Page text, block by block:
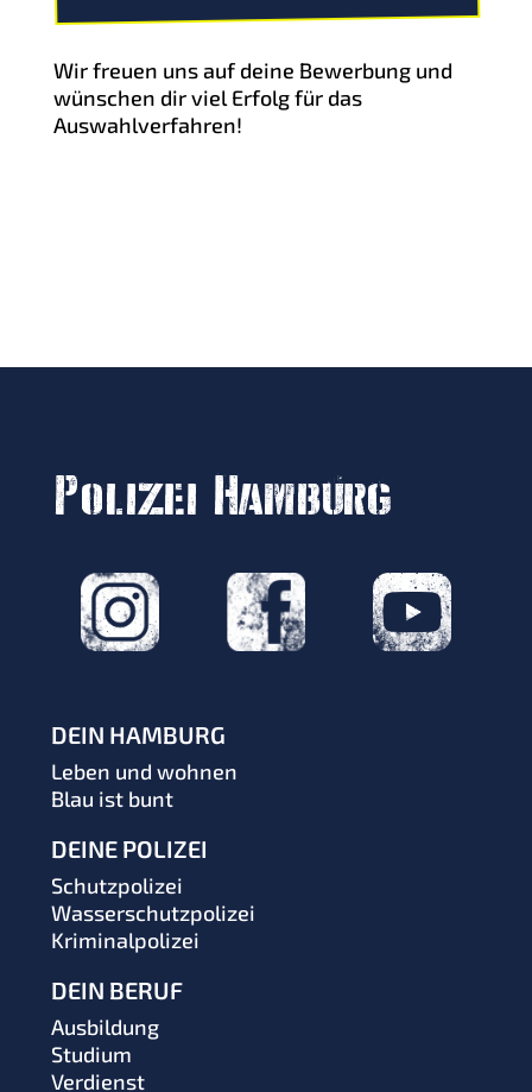
Wir freuen uns auf deine Bewerbung und
wünschen dir viel Erfolg für das
Auswahlverfahren!
Polizei Hamburg
DEIN HAMBURG
Leben und wohnen
Blau ist bunt
DEINE POLIZEI
Schutzpolizei
Wasserschutzpolizei
Kriminalpolizei
DEIN BERUF
Ausbildung
Studium
Verdienst